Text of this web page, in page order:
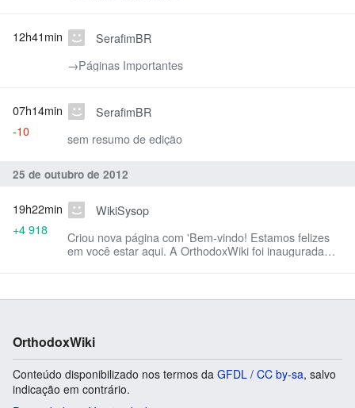
SerafimBR
→‎Páginas Importantes
12h41min
SerafimBR
sem resumo de edição
07h14min
-10
25 de outubro de 2012
WikiSysop
Criou nova página com 'Bem-vindo! Estamos felizes
em você estar aqui. A OrthodoxWiki foi inaugurada
19h22min
+4 918
OrthodoxWiki
Conteúdo disponibilizado nos termos da GFDL / CC by-sa, salvo
indicação em contrário.